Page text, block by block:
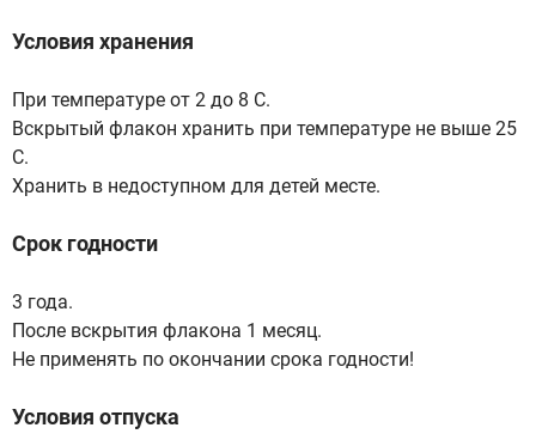
Условия хранения
При температуре от 2 до 8 С.
Вскрытый флакон хранить при температуре не выше 25
С.
Хранить в недоступном для детей месте.
Срок годности
3 года.
После вскрытия флакона 1 месяц.
Не применять по окончании срока годности!
Условия отпуска